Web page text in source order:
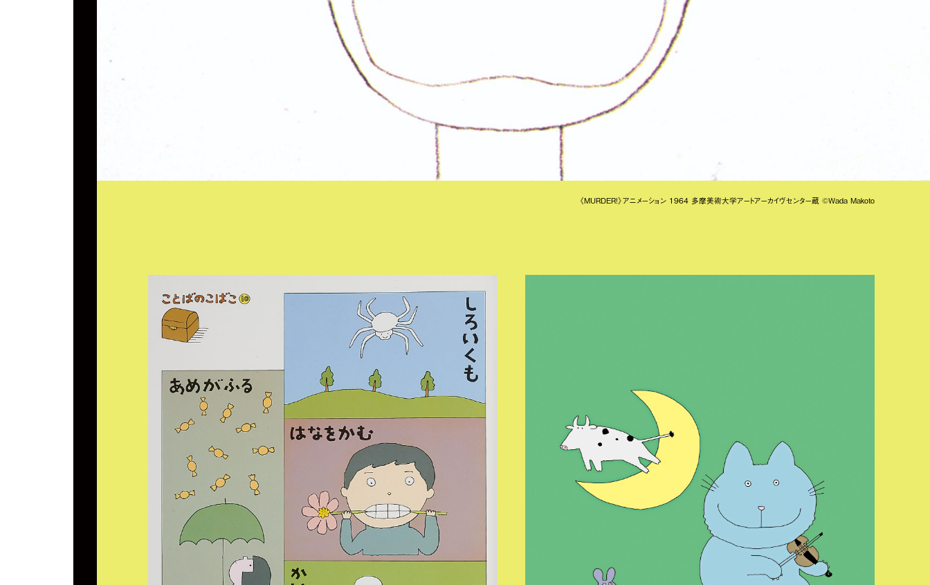
《MURDER！》アニメーション 1964 多摩美術大学アートアーカイヴセンター蔵 ©Wada Makoto